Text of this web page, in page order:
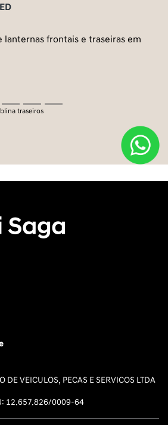
lanternas frontais e traseiras em
DE VEICULOS, PECAS E SERVICOS LTDA
12.657.826/0009-64